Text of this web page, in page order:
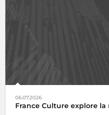
06.07.2026
France Culture explore